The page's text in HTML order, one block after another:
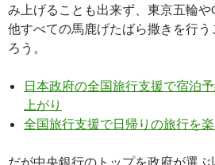
み上げることも出来ず、東京五輪
他すべての馬鹿げたばら撒きを行
ろう。
日本政府の全国旅行支援で宿泊
上がり
全国旅行支援で日帰りの旅行を
だが中央銀行のトップを政府が選